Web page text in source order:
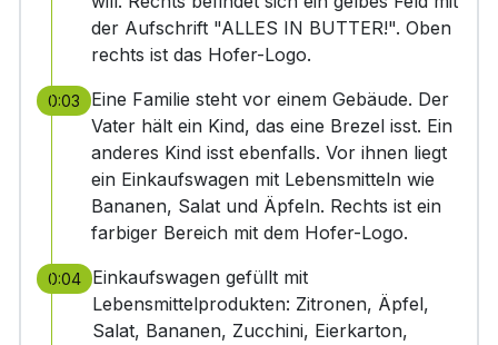
der Aufschrift "ALLES IN BUTTER!". Oben
rechts ist das Hofer-Logo.
0:03
Eine Familie steht vor einem Gebäude. Der
Vater hält ein Kind, das eine Brezel isst. Ein
anderes Kind isst ebenfalls. Vor ihnen liegt
ein Einkaufswagen mit Lebensmitteln wie
Bananen, Salat und Äpfeln. Rechts ist ein
farbiger Bereich mit dem Hofer-Logo.
0:04 Einkaufswagen gefüllt mit
Lebensmittelprodukten: Zitronen, Äpfel,
Salat, Bananen, Zucchini, Eierkarton,